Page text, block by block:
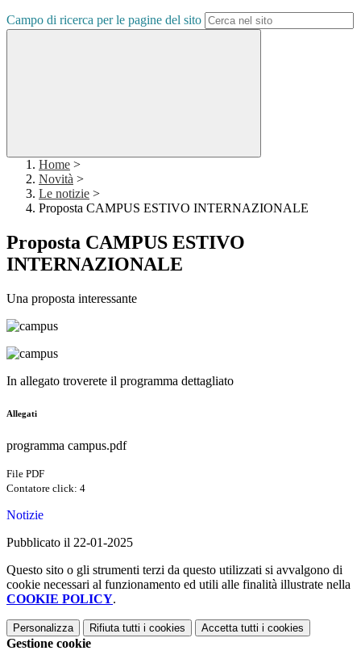
Campo di ricerca per le pagine del sito
Home >
Novità >
Le notizie >
Proposta CAMPUS ESTIVO INTERNAZIONALE
Proposta CAMPUS ESTIVO
INTERNAZIONALE
Una proposta interessante
In allegato troverete il programma dettagliato
Allegati
programma campus.pdf
File PDF
Contatore click: 4
Notizie
Pubblicato il 22-01-2025
Questo sito o gli strumenti terzi da questo utilizzati si avvalgono di
cookie necessari al funzionamento ed utili alle finalità illustrate nella
COOKIE POLICY.
Personalizza Rifiuta tutti i cookies Accetta tutti i cookies
Gestione cookie